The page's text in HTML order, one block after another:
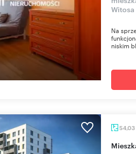
Witosa
Na
niskim
54,03